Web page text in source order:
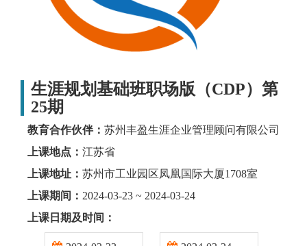
生涯规划基础班职场版（CDP）第
25期
教育合作伙伴： 苏州丰盈生涯企业管理顾问有限公司
上课地点： 江苏省
上课地址： 苏州市工业园区凤凰国际大厦1708室
上课期间： 2024-03-23 ~ 2024-03-24
上课日期及时间：